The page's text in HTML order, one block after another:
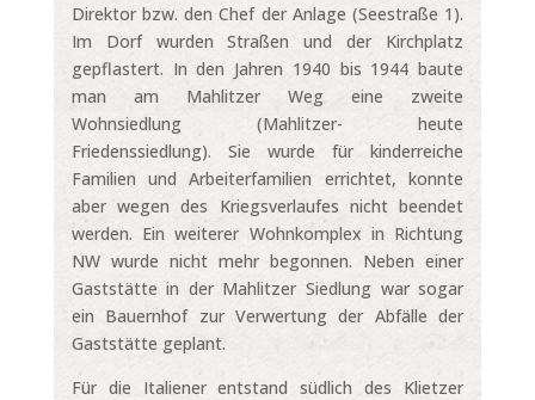
Direktor bzw. den Chef der Anlage (Seestraße 1).
Im Dorf wurden Straßen und der Kirchplatz
gepflastert. In den Jahren 1940 bis 1944 baute
man am Mahlitzer Weg eine zweite
Wohnsiedlung (Mahlitzer- heute
Friedenssiedlung). Sie wurde für kinderreiche
Familien und Arbeiterfamilien errichtet, konnte
aber wegen des Kriegsverlaufes nicht beendet
werden. Ein weiterer Wohnkomplex in Richtung
NW wurde nicht mehr begonnen. Neben einer
Gaststätte in der Mahlitzer Siedlung war sogar
ein Bauernhof zur Verwertung der Abfälle der
Gaststätte geplant.
Für die Italiener entstand südlich des Klietzer